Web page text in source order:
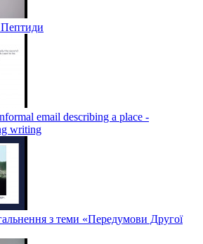
Пептиди
email describing a place -
writing
з теми «Передумови Другої